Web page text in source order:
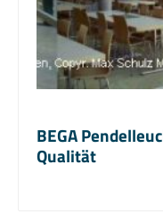
BEGA
Qualität